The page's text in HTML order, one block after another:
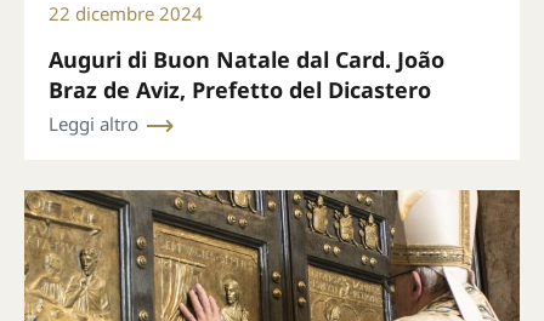
22 dicembre 2024
Auguri di Buon Natale dal Card. João
Braz de Aviz, Prefetto del Dicastero
Leggi altro